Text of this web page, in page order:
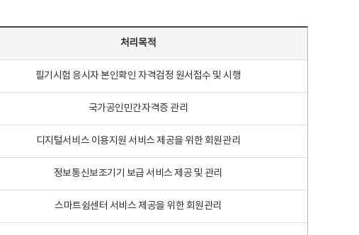
처리목적
필기시험 응시자 본인확인 자격검정 원서접수 및 시행
국가공인민간자격증 관리
디지털서비스 이용지원 서비스 제공을 위한 회원관리
정보통신보조기기 보급 서비스 제공 및 관리
스마트쉼센터 서비스 제공을 위한 회원관리